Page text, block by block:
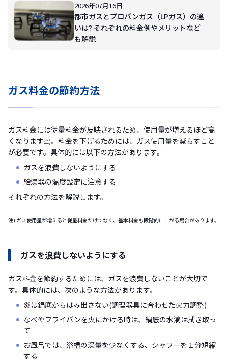
2026年07月16日
都市ガスとプロパンガス（LPガス）の違
いは? それぞれの料金例やメリットなど
も解説
ガス料金の節約方法
ガス料金には従量料金が反映されるため、使用量が増えるほど高
くなります注)。料金を下げるためには、ガス使用量を減らすこと
が必要です。具体的には以下の方法があります。
ガスを浪費しないようにする
給湯器の温度設定に注意する
それぞれの方法を解説します。
注) ガス使用量が増えると従量料金だけでなく、基本料金も段階的に上がる場合があります。
ガスを浪費しないようにする
ガス料金を節約するためには、ガスを浪費しないことが大切で
す。具体的には、次のような方法があります。
炎は鍋底からはみ出さない(調理器具に合わせた火力調整)
なべやフライパンを火にかける時は、鍋底の水滴は拭き取っ
て
お風呂では、浴槽の湯量を少なくする、シャワーを１分短縮
する